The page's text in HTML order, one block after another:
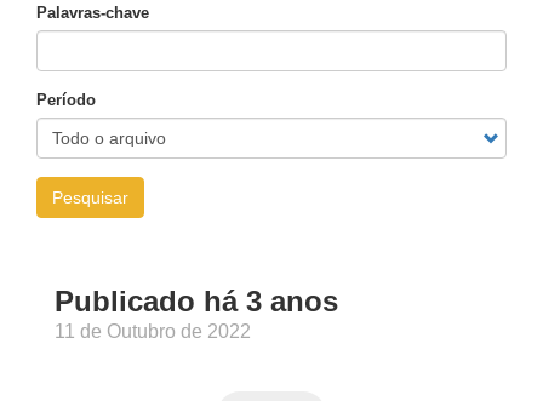
Palavras-chave
Período
Pesquisar
Publicado há 3 anos
11 de Outubro de 2022